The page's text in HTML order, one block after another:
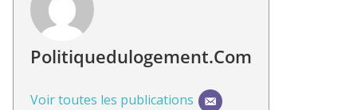
Politiquedulogement.com
Voir toutes les publications